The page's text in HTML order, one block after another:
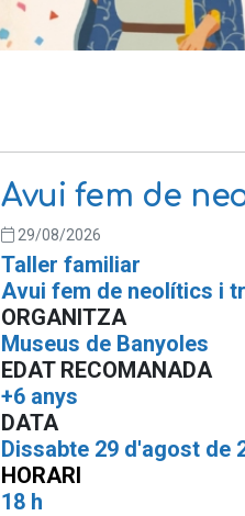
Avui fem de
29/08/2026
Taller familiar
Avui fem de neolítics i
ORGANITZA
Museus de Banyoles
EDAT RECOMANADA
+6 anys
DATA
Dissabte 29 d'agost de
HORARI
18 h